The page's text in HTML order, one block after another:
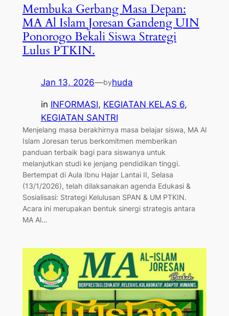
Membuka Gerbang Masa Depan:
MA Al Islam Joresan Gandeng UIN
Ponorogo Bekali Siswa Strategi
Lulus PTKIN.
Jan 13, 2026—byhuda
in INFORMASI, KEGIATAN KELAS 6
KEGIATAN SANTRI
Menjelang masa berakhirnya masa belajar siswa, MA Al
Islam Joresan terus berkomitmen memberikan
panduan terbaik bagi para siswanya untuk
melanjutkan studi ke jenjang pendidikan tinggi.
Bertempat di Aula Ibnu Hajar Lantai II, Selasa
(13/1/2026), telah dilaksanakan agenda Edukasi &
Sosialisasi: Strategi Kelulusan SPAN & UM PTKIN. ​
Acara ini merupakan bentuk sinergi strategis antara
MA Al…